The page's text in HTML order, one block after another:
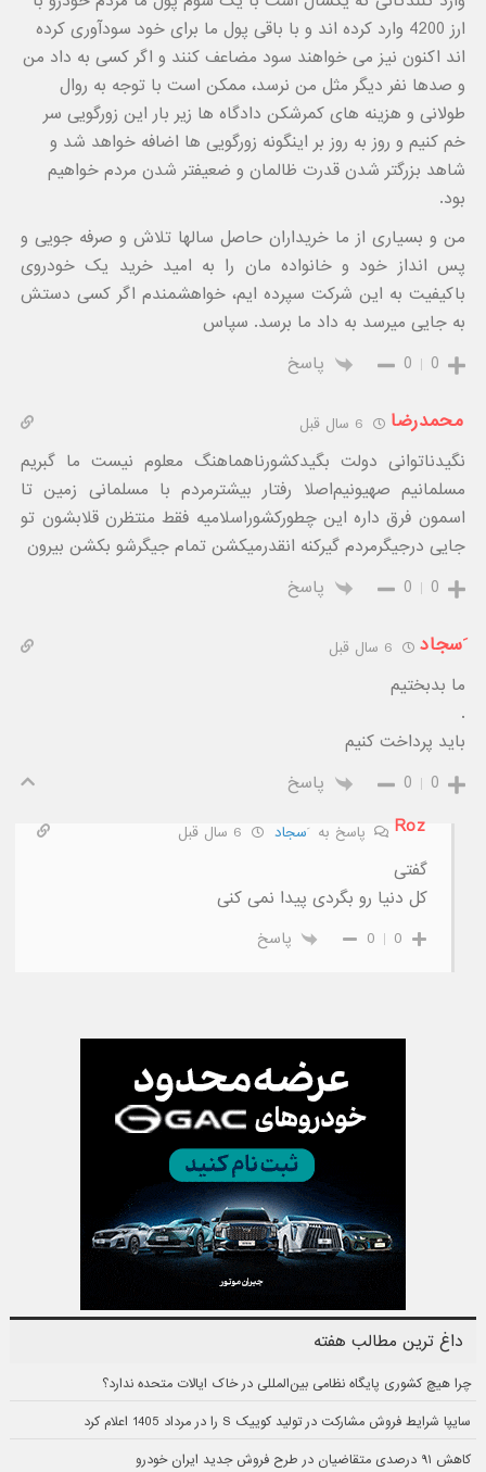
ارز 4200 وارد کرده اند و با باقی پول ما برای خود سودآوری کرده
اند اکنون نیز می خواهند سود مضاعف کنند و اگر کسی به داد من
و صدها نفر دیگر مثل من نرسد، ممکن است با توجه به روال
طولانی و هزینه های کمرشکن دادگاه ها زیر بار این زورگویی سر
خم کنیم و روز به روز بر اینگونه زورگویی ها اضافه خواهد شد و
شاهد بزرگتر شدن قدرت ظالمان و ضعیفتر شدن مردم خواهیم
بود.
من و بسیاری از ما خریداران حاصل سالها تلاش و صرفه جویی و
پس انداز خود و خانواده مان را به امید خرید یک خودروی
باکیفیت به این شرکت سپرده ایم، خواهشمندم اگر کسی دستش
به جایی میرسد به داد ما برسد. سپاس
0
0 پاسخ
محمدرضا
نگیدناتوانی دولت بگیدکشورناهماهنگ معلوم نیست ما گبریم
مسلمانیم صهیونیم‌اصلا رفتار بیشترمردم با مسلمانی زمین تا
اسمون فرق داره این چطورکشوراسلامیه فقط منتظرن قلابشون تو
جایی درجیگرمردم گیرکنه انقدرمیکشن تمام جیگرشو بکشن بیرون
0
0 پاسخ
َسجاد
ما بدبختیم
.
باید پرداخت کنیم
0
0
پاسخ
Roz
پاسخ بهَسجاد
گفتی
کل دنیا رو بگردی پیدا نمی کنی
0
0 پاسخ
داغ ترین مطالب هفته
چرا هیچ کشوری پایگاه نظامی بین‌المللی در خاک ایالات متحده ندارد؟
سایپا شرایط فروش مشارکت در تولید کوییک S را در مرداد 1405 اعلام کرد
کاهش ۹۱ درصدی متقاضیان در طرح فروش جدید ایران خودرو